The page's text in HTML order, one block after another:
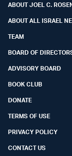
ABOUT JOEL C.
ABOUT ALL ISRAEL
TEAM
BOARD OF
ADVISORY BOARD
BOOK CLUB
DONATE
TERMS OF USE
PRIVACY POLICY
CONTACT US